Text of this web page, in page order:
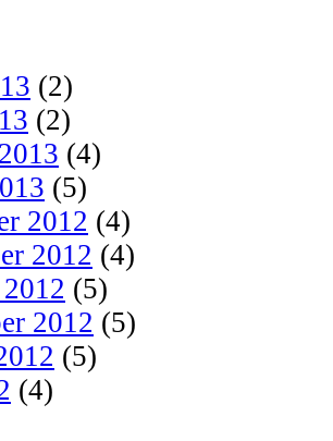
(2)
(2)
(4)
(5)
2012 (4)
2012 (4)
(5)
2012 (5)
(5)
(4)